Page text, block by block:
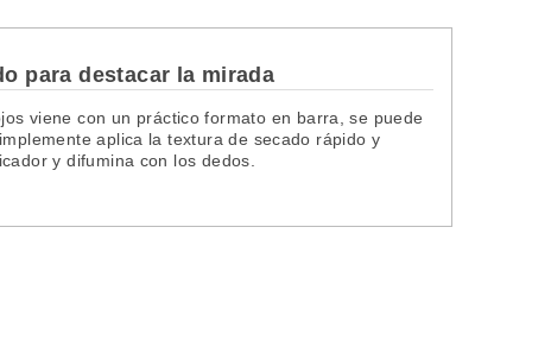
para destacar la mirada
viene con un práctico formato en barra, se puede
aplica la textura de secado rápido y
y difumina con los dedos.